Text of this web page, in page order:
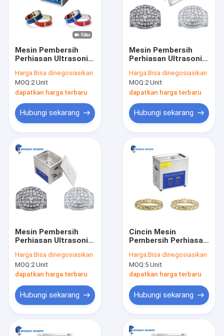
Mesin Pembersih
Perhiasan Ultrasonik
100W Daya Dapat
Disesuaikan
Harga:Bisa dinegosiasikan
MOQ:2 Unit
dapatkan harga terbaru
Hubungi sekarang
Mesin Pembersih
Perhiasan Ultrasonik
3.2L Untuk Cincin
Kawin
Harga:Bisa dinegosiasikan
MOQ:2 Unit
dapatkan harga terbaru
Hubungi sekarang
Mesin Pembersih
Perhiasan Ultrasonik
Kontrol Digital
Ultrasonic Ring
Cleaner
Harga:Bisa dinegosiasikan
MOQ:2 Unit
dapatkan harga terbaru
Hubungi sekarang
Cincin Mesin
Pembersih Perhiasan
Harga:Bisa dinegosiasikan
MOQ:5 Unit
dapatkan harga terbaru
Hubungi sekarang